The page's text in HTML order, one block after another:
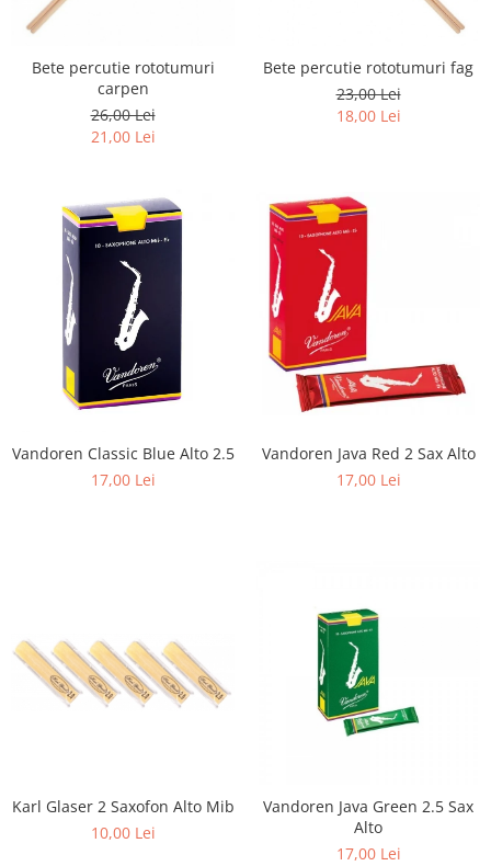
Alte accesorii
Doze
Microfoane sax
Piese de schimb
Ancii clarinet
Mustiuc clarinet
Stativ clarinet
Bratara clarinet
Doza clarinet
Plasturi clarinet
Eufoniu & Bariton
Accesorii flaut
Set Flaut
Fligorn / FlugelHorn
Muzicuta
Tenor Horn
Trompete piccolo
Tuba
Mandolina Electro-Acustica
Sisteme wireless intrumente cu
Corzi
Curele
Ukulele
Mixer Analog
Mixere amplificate
Set mixer amplificat
Stativ microfon
Bete percutie rototumuri
carpen
26,00 Lei
21,00 Lei
Bete percutie rototumuri fag
23,00 Lei
18,00 Lei
Vandoren Classic Blue Alto 2.5
17,00 Lei
Vandoren Java Red 2 Sax Alto
17,00 Lei
Karl Glaser 2 Saxofon Alto Mib
10,00 Lei
Vandoren Java Green 2.5 Sax
Alto
17,00 Lei